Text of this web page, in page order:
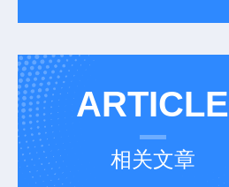
ARTICLE
相关文章